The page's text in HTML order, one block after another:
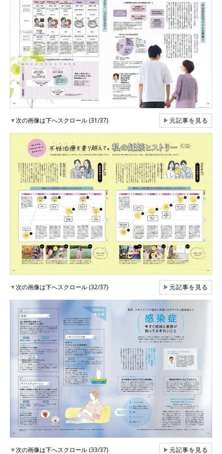
▼次の画像は下へスクロール (31/37) ▶元記事を見る
▼次の画像は下へスクロール (32/37) ▶元記事を見る
▼次の画像は下へスクロール (33/37) ▶元記事を見る